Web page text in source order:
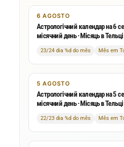
6 AGOSTO
Астрологічний календар на 6
місячний день · Місяць в Тельці
23/24 dia %d do mês Mês em
5 AGOSTO
Астрологічний календар на 5
місячний день · Місяць в Тельці
22/23 dia %d do mês Mês em